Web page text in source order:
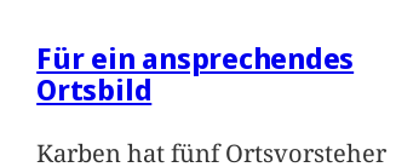
Für ein ansprechendes
Ortsbild
Karben hat fünf Ortsvorsteher